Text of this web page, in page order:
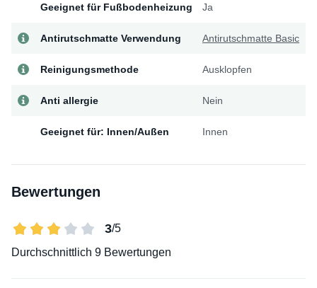
Geeignet für Fußbodenheizung Ja
Antirutschmatte Verwendung Antirutschmatte Basic
Reinigungsmethode Ausklopfen
Anti allergie Nein
Geeignet für: Innen/Außen Innen
Bewertungen
3/5
Durchschnittlich 9 Bewertungen